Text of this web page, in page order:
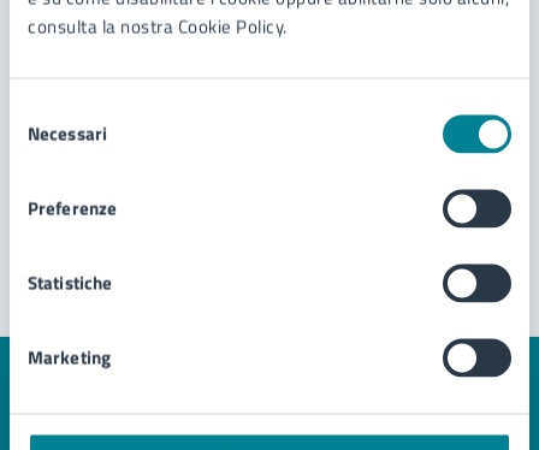
consulta la nostra Cookie Policy.
delNecessari
Preferenze
Statistiche
Marketing
abbattimento piante
pagina?